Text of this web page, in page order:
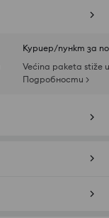
Куриер/пункт за
Većina paketa stiže
Подробности >